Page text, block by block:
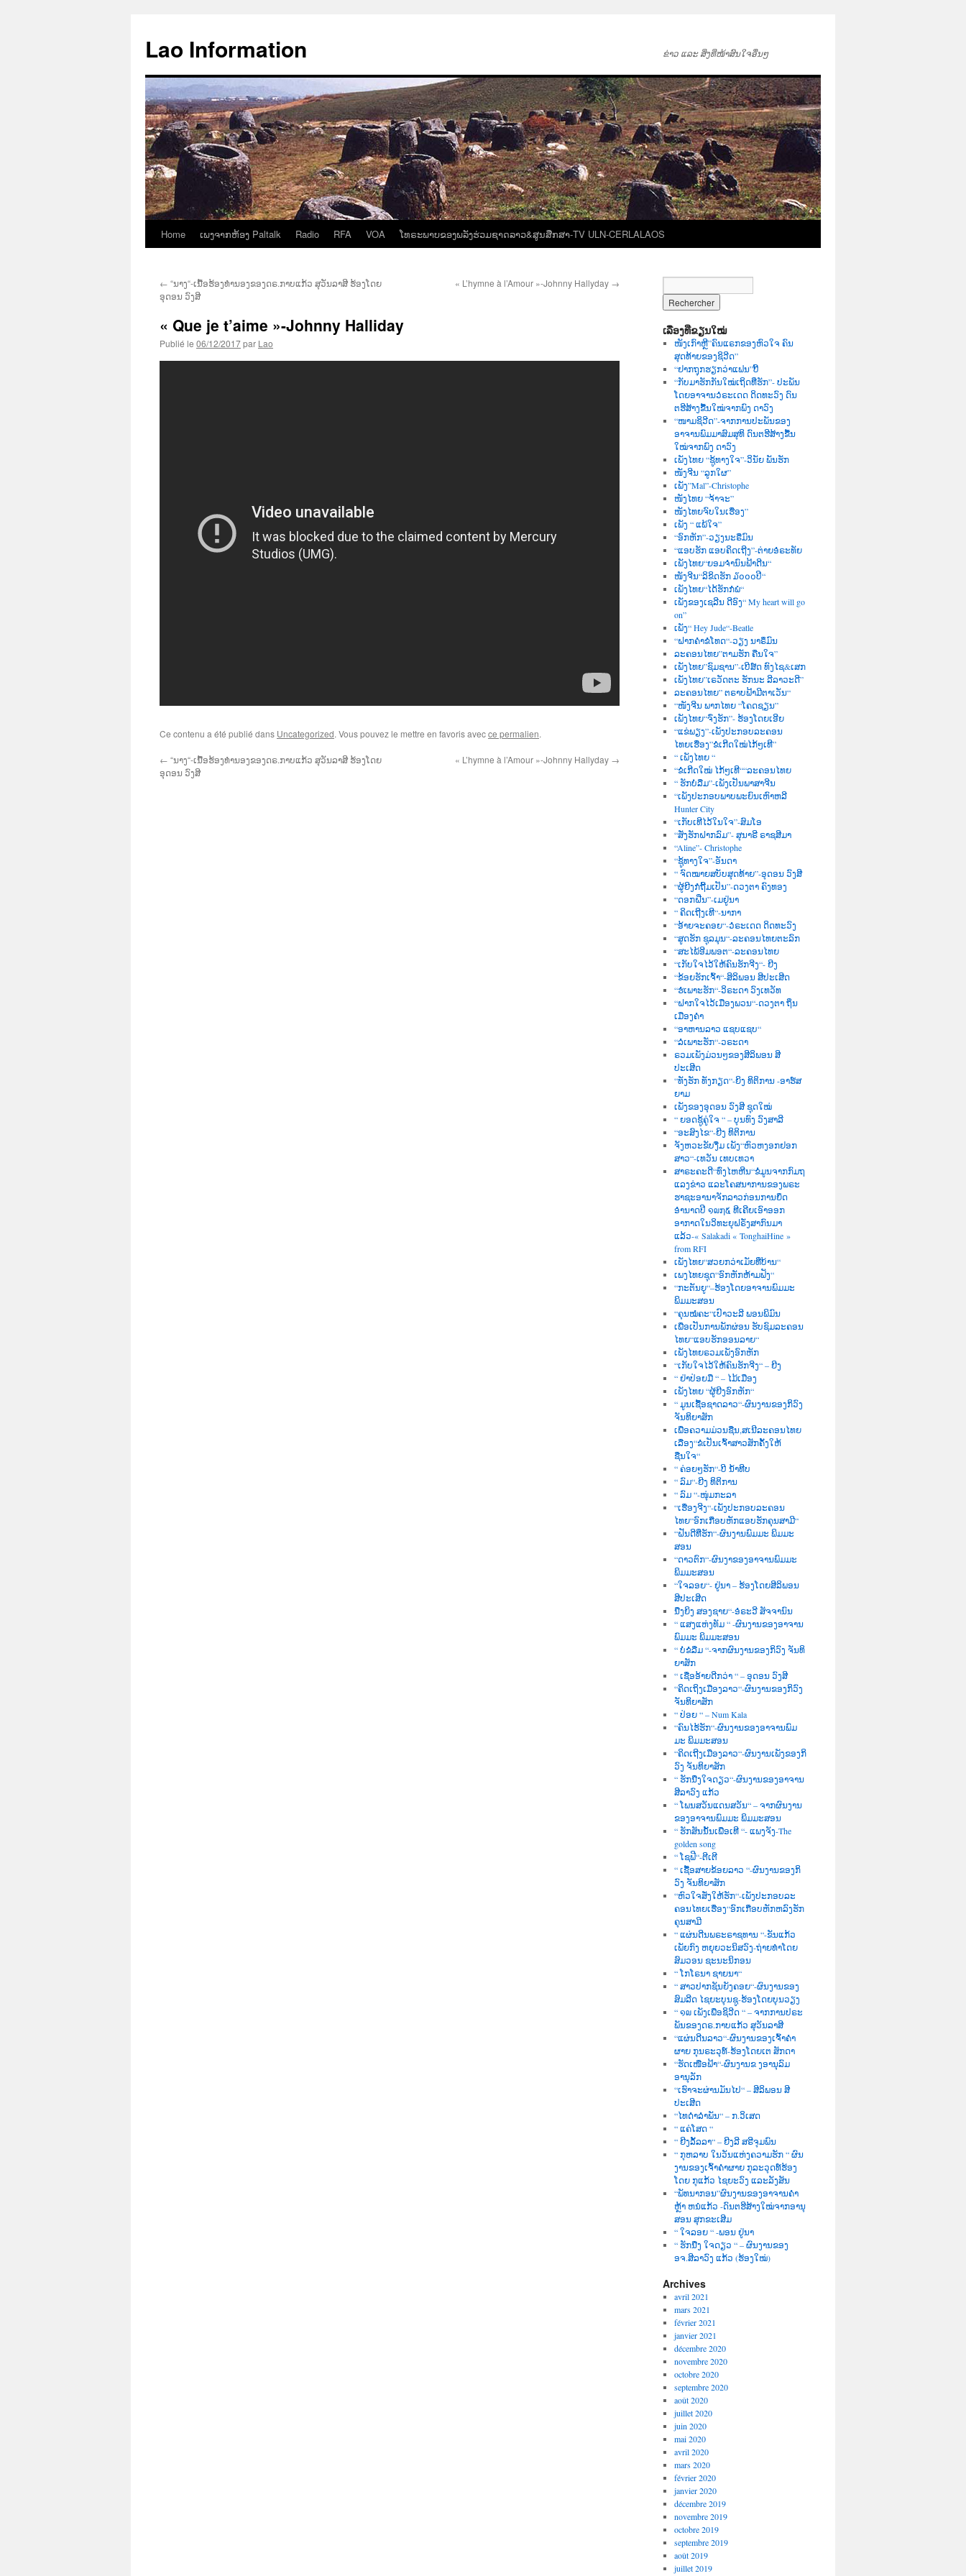
contenu
Lao Information ຂ່າວ ແລະ ສິ່ງທີ່ໜ້າສົນໃຈອື່ນໆ
Home ເພງຈາກຫ້ອງ Paltalk Radio RFA VOA ໂທຣະພາບຂອງພລັງຮ່ວມຊາດລາວ&ສູນສືກສາ-TV ULN-CERLALAOS
← “ນາງ“-ເນື້ອຮ້ອງທຳນອງຂອງດຣ.ກາບແກ້ວ ສຸວັນລາສີ ຮ້ອງໂດຍ
ອຸດອນ ວົງສີ
« L’hymne à l’Amour »-Johnny Hallyday →
« Que je t’aime »-Johnny Halliday
Publié le 06/12/2017par Lao
Ce contenu a été publié dans Uncategorized. Vous pouvez le mettre en favoris avecce permalien.
← “ນາງ“-ເນື້ອຮ້ອງທຳນອງຂອງດຣ.ກາບແກ້ວ ສຸວັນລາສີ ຮ້ອງໂດຍ
ອຸດອນ ວົງສີ
« L’hymne à l’Amour »-Johnny Hallyday →
ເລື່ອງທີ່ຂຽນໃໝ່
ໜັງເກົາຫຼີ”ຄົນແຣກຂອງຫົວໃຈ ຄົນ
ສຸດທ້າຍຂອງຊິວີດ”
“ຢາກຖຸກຮຽກວ່າແຟນ”ບີ້
“ກັບມາຮັກກັນໃໝ່ເຖິດທີ່ຮັກ”- ປະພັນ
ໂດຍອາຈານວໍຣະເດດ ດິດທະວົງ ດົນ
ຕຮີສ້າງຂື້ນໃໝ່ຈາກພົງ ດາວົງ
“ໜາມຊິວີດ”-ຈາກການປະພັນຂອງ
ອາຈານພົມມາສົມສຸທິ ດົນຕຮີສ້າງຂື້ນ
ໃໝ່ຈາກພົງ ດາວົງ
ເພັງໄທຍ “ຊູ້ທາງໃຈ”-ວິນັຍ ພັນຮັກ
ໜັງຈີນ “ລູກໃຜ”
ເພັງ”Mal”-Christophe
ໜັງໄທຍ “ຈ້າຈະ”
ໜັງໄທຍຈົບໃນເຮື່ອງ”
ເພັງ “ ແພ້ໃຈ”
“ອົກຫັກ”-ວຽງນະຣືມົນ
“ແອບຮັກ ແອບຄິດເຖີງ”-ຕ່າຍອໍຣະທັຍ
ເພັງໄທຍ“ຍອມຈຳນົນຟ້າດີນ“
ໜັງຈີນ“ລິຂິດຮັກ ໓໐໐໐ປີ“
ເພັງໄທຍ“ໄດ້ຮັກກໍພໍ“
ເພັງຂອງເຊລີນ ດີອົງ“ My heart will go
on”
ເພັງ“ Hey Jude“-Beatle
“ຝາກຄຳຂໍໂທດ“-ວຽງ ນາຣຶມົນ
ລະຄອນໄທຍ”ຕາມຮັກ ຄືນໃຈ”
ເພັງໄທຍ”ຊົມຊານ”-ເບີສ໌ດ ທົງໄຊ&ເສກ
ເພັງໄທຍ”ເຣວັດຕະ ຮັກນະ ລີລາວະດີ”
ລະຄອນໄທຍ” ຕຣາບຟ້າມີຕາເວັນ“
“ໜັງຈີນ ພາກໄທຍ “ໂຄດຊຽນ”
ເພັງໄທຍ“ຈົ່ງຮັກ”- ຮ້ອງໂດຍເອີຍ
“ແຂ່ພຽງ”-ເພັງປະກອບລະຄອນ
ໄທຍເຮື່ອງ”ຂໍເກີດໃໝ່ໄກ້ໆເທີ”
“ ເພັງໄທຍ “
“ຂໍເກີດໃໝ່ ໄກ້ໆເທີ““ລະຄອນໄທຍ
“ ຮັກບໍ່ລືມ”-ເພັງເປັນພາສາຈີນ
“ເພັງປະກອບພາບພະຍົນເຫົາຫລີ
Hunter City
“ເກັບເທີໄວ້ໃນໃຈ”-ສົມໂອ
“ສັ່ງຮັກຝາກລົມ”- ສຸນາຣີ ຣາຊສີມາ
“Aline”- Christophe
“ຊູ້ທາງໃຈ”-ອັນດາ
“ ຈົດໝາຍສບັບສຸດທ້າຍ”-ອຸດອນ ວົງສີ
“ຜູ້ຍີງກໍຖີ້ມເປັນ”-ດວງຕາ ຄົງທອງ
“ດອກຝີ່ນ”-ເມຢູ່ນາ
“ ຄິດເຖີງເທີ“-ນາກາ
“ອ້າຍຈະຄອຍ“-ວໍຣະເດດ ດິດທະວົງ
“ສູດຮັກ ຊຸລມຸນ“-ລະຄອນໄທຍຕະລົກ
“ສະໄພ້ອີມພອຕ“-ລະຄອນໄທຍ
“ເກັບໃຈໄວ້ໃຫ້ຄົນຮັກຈີງ“- ຍີງ
“ຂ້ອຍຮັກເຈົ້າ“-ສິລິພອນ ສີປະເສີດ
“ຮໍເພາະຮັກ“-ວິຣະດາ ວົງເທວັທ
“ຝາກໃຈໄວ້ເມືອງພວນ“-ດວງຕາ ຖິ່ນ
ເມືອງຄຳ
“ອາຫານລາວ ແຊບແຊບ“
“ລໍເພາະຮັກ“-ວຣະດາ
ຣວມເພັງມ່ວນໆຂອງສີລິພອນ ສີ
ປະເສີດ
“ທັງຮັກ ທັງກຽດ“-ຍິງ ທິຕິການ -ອາຮ໌ສ
ຍາມ
ເພັງຂອງອຸດອນ ວົງສີ ຊຸດໃໝ່
“ ຍອດຊູ້ຄູ່ໃຈ “ – ບຸນທົງ ວົງສາລີ
“ອະສົງໄຂ“-ຍີງ ທິຕິການ
ຈັງຫວະຂັບງື່ມ ເພັງ“ຫົວຫງອກຢອກ
ສາວ“-ເທວັນ ເທບເທວາ
ສາຣະຄະດີ“ທົ່ງໄຫຫີນ“ຂໍ່ມູນຈາກກົມຖ
ແລງຂ່າວ ແລະໂຄສນາການຂອງພຣະ
ຮາຊະອານາຈັກລາວກ່ອນການຍຶດ
ອຳນາດປີ ໑໙໗໕ ທີເຄີຍເອົາອອກ
ອາກາດໃນວິທະຍຸຝຣັ່ງສາກົນມາ
ແລ້ວ-« Salakadi « TonghaiHine »
from RFI
ເພັງໄທຍ“ສວຍກວ່າເມັຍທີ່ບ້ານ“
ເພງໄທຍຊຸດ“ອົກຫັກຫ້າມຟັງ“
“ກະຕັນຍູ“–ຮ້ອງໂດຍອາຈານພົມມະ
ພິມມະສອນ
“ຄຸນໝໍຄະ“ເປົາວະລີ ພອນພິມົນ
ເພື່ອເປັນການພັກຜ່ອນ ຮັບຊົມລະຄອນ
ໄທຍ“ແອບຮັກອອນລາຍ“
ເພັງໄທຍຣວມເພັງອົກຫັກ
“ເກັບໃຈໄວ້ໃຫ້ຄົນຮັກຈີງ“ – ຍີງ
“ ຢ່າປ່ອຍມື “ – ໄມ້ເມືອງ
ເພັງໄທຍ “ຜູ້ຍີງອົກຫັກ“
“ ມູນເຊື້ອຊາດລາວ“-ຜົນງານຂອງກິວົງ
ຈັນທິຍາສັກ
ເພື່ອຄວາມມ່ວນຊື່ນ,ສເນີລະຄອນໄທຍ
ເລື່ອງ“ຂໍເປັນເຈົ້າສາວສັກຄັ້ງໃຫ້
ຊື່ນໃຈ“
“ ຄ່ອຍໆຮັກ“-ບີ ນໍ້າທີບ
“ ລົມ“-ຍີງ ທິຕິການ
“ ລົມ “-ໜຸ່ມກະລາ
“ເຮື່ອງຈີງ“-ເພັງປະກອບລະຄອນ
ໄທຍ“ອົກເກືອບຫັກແອບຮັກຄຸນສາມີ“
“ຝັນດີທີ່ຮັກ“-ຜົນງານພົມມະ ພິມມະ
ສອນ
“ດາວຕົກ“-ຜົນງາຂອງອາຈານພົມມະ
ພິມມະສອນ
“ໃຈລອຍ“- ຢູ່ນາ – ຮ້ອງໂດຍສີລິພອນ
ສີປະເສີດ
ນື່ງຍິງ ສອງຊາຍ“-ອໍຣະວີ ສັຈຈານົນ
“ ແສງແຫ່ງທັມ “ -ຜົນງານຂອງອາຈານ
ພົມມະ ພິມມະສອນ
“ ບໍ່ຂໍລືມ “-ຈາກຜົນງານຂອງກິວົງ ຈັນທິ
ຍາສັກ
“ ເຊື່ອອ້າຍດີກວ່າ “ – ອຸດອນ ວົງສີ
“ຄິດເຖິງເມືອງລາວ“-ຜົນງານຂອງກິວົງ
ຈັນທິຍາສັກ
“ ປ່ອຍ “ – Num Kala
“ຄົນໄຮ້ຮັກ“-ຜົນງານຂອງອາຈານພົມ
ມະ ພິມມະສອນ
“ຄິດເຖີງເມືອງລາວ“-ຜົນງານເພັງຂອງກິ
ວົງ ຈັນທິຍາສັກ
“ ຮັກນື່ງໃຈດຽວ“-ຜົນງານຂອງອາຈານ
ສີລາວົງ ແກ້ວ
“ ໂພນສວັນແດນສວັນ“ – ຈາກຜົນງານ
ຂອງອາຈານພົມມະ ພິມມະສອນ
“ ຮັກສັນນັ້ນເພື່ອເທີ “- ແພງຈັງ-The
golden song
“ ໂຊຟີ“-ຕີເຕີ
“ ເຊື້ອສາຍຂ້ອຍລາວ “-ຜົນງານຂອງກິ
ວົງ ຈັນທິຍາສັກ
“ຫົວໃຈສັ່ງໃຫ້ຮັກ“-ເພັງປະກອບລະ
ຄອນໄທຍເຮື່ອງ“ອົກເກືອບຫັກຫລົງຮັກ
ຄຸນສາມີ
“ ແຜ່ນດີນພຣະຣາຊທານ “-ຂັນແກ້ວ
ເພັຍກົງ ຫຍຸຍວະນິສວົງ-ຖ່າຍທຳໂດຍ
ສົມວອນ ຊະນະນິກອນ
“ ໂກໂຣນາ ຊາຍນາ“
“ ສາວປາກຊັນຍັງຄອຍ“-ຜົນງານຂອງ
ສົມລີດ ໄຊຍະບຸນຊູ-ຮ້ອງໂດຍບຸນວຽງ
“ ໑໙ ເພັງເພື່ອຊິວີດ “ – ຈາກການປຣະ
ພັນຂອງດຣ.ກາບແກ້ວ ສຸວັນລາສີ
“ແຜ່ນດີນລາວ“-ຜົນງານຂອງເຈົ້າຄຳ
ຜາຍ ກຸນຣະວຸທ໌-ຮ້ອງໂດຍເຕ ສັກດາ
“ຮັດເໜືອຟ້າ“-ຜົນງານຂ ງອານຸລົມ
ອານຸລັກ
“ເຮົາຈະຜ່ານມັນໄປ“ – ສີລິພອນ ສີ
ປະເສີດ
“ໄທດຳລຳພັນ“ – ກ.ວິເສດ
“ ແຄ່ໂສດ “
“ ຍີງລັ້ລລາ“ – ຍີງລີ ສຣີຈຸມພົນ
“ ກຸຫລາບ ໃນວັນແຫ່ງຄວາມຮັກ “ ຜົນ
ງານຂອງເຈົ້າຄຳຜາຍ ກຸລະວຸດທ໌ຮ້ອງ
ໂດຍ ກຸແກ້ວ ໄຊຍະວົງ ແລະລັງສັນ
“ພັທນາກອນ”ຜົນງານຂອງອາຈານຄຳ
ຫຼ້າ ຫນໍແກ້ວ -ດົນຕຮີສ້າງໃໝ່ຈາກອານຸ
ສອນ ສຸກຂະເສີມ
“ ໃຈລອຍ “ -ພອນ ຢູ່ນາ
“ ຮັກນື່ງ ໃຈດຽວ “ – ຜົນງານຂອງ
ອຈ.ສີລາວົງ ແກ້ວ (ຮ້ອງໃໝ່)
Archives
avril 2021
mars 2021
février 2021
janvier 2021
décembre 2020
novembre 2020
octobre 2020
septembre 2020
août 2020
juillet 2020
juin 2020
mai 2020
avril 2020
mars 2020
février 2020
janvier 2020
décembre 2019
novembre 2019
octobre 2019
septembre 2019
août 2019
juillet 2019